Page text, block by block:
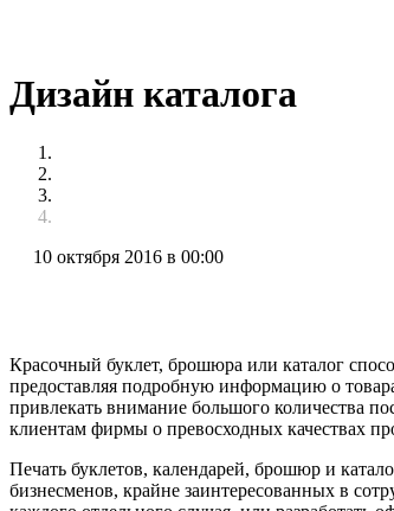
Дизайн каталога
10 октября 2016 в 00:00
Красочный буклет, брошюра или каталог
предоставляя подробную информацию о
привлекать внимание большого количества
клиентам фирмы о превосходных качествах
Печать буклетов, календарей, брошюр и
бизнесменов, крайне заинтересованных в